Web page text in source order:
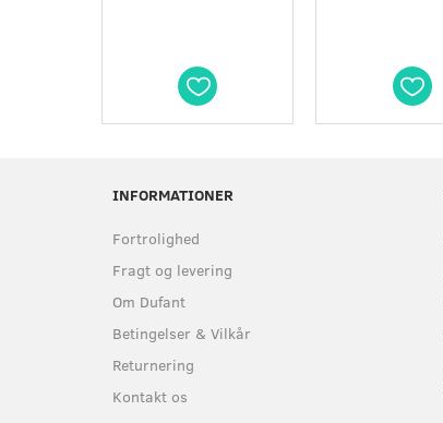
INFORMATIONER
Fortrolighed
Fragt og levering
Om Dufant
Betingelser & Vilkår
Returnering
Kontakt os